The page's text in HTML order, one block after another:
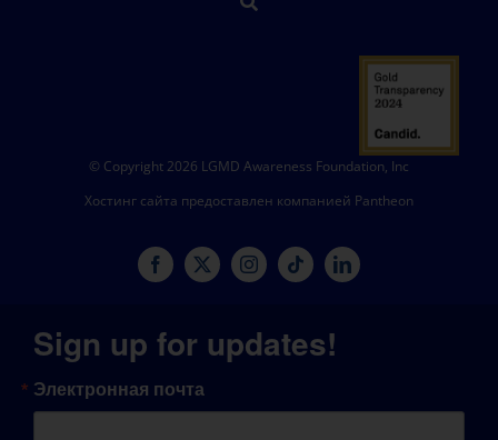
© Copyright 2026 LGMD Awareness Foundation, Inc
Хостинг сайта предоставлен компанией Pantheon
Sign up for updates!
Электронная почта